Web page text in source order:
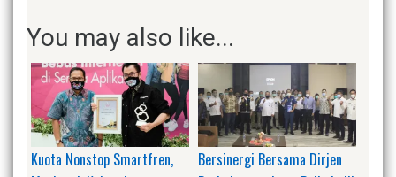
You may also like...
Kuota Nonstop Smartfren,
Bersinergi Bersama Dirjen